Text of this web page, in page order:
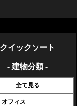
クイックソート
- 建物分類 -
全て見る
オフィス